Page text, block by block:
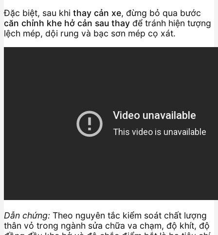
Đặc biệt, sau khi thay cản xe, đừng bỏ qua bước
căn chỉnh khe hở cản sau thay để tránh hiện tượng
lệch mép, dội rung và bạc sơn mép cọ xát.
Dẫn chứng: Theo nguyên tắc kiểm soát chất lượng
thân vỏ trong ngành sửa chữa va chạm, độ khít, độ